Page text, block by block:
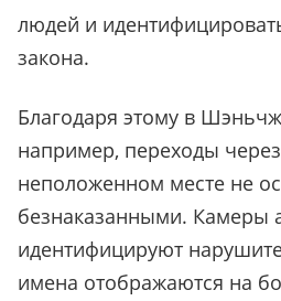
людей и
закона.
Благодаря этому в
например, переходы
неположенном месте не
безнаказанными. Камеры
идентифицируют
имена отображаются на